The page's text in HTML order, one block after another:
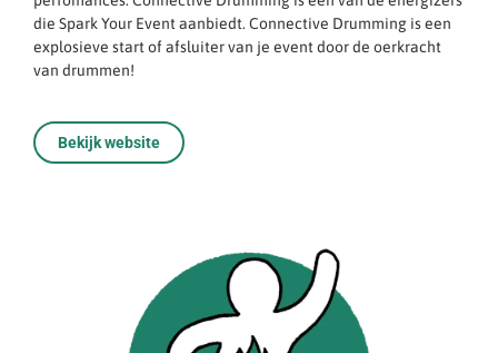
die Spark Your Event aanbiedt. Connective Drumming is een
explosieve start of afsluiter van je event door de oerkracht
van drummen!
Bekijk website